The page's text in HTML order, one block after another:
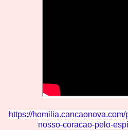
https://
nosso-coracao-pelo-